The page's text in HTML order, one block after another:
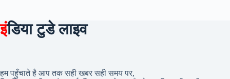
इंडिया टुडे लाइव
हम पहुँचाते है आप तक सही खबर सही समय पर,